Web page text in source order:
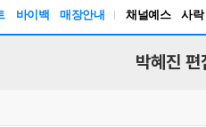
바이백 매장안내 채널예스 사락
박혜진